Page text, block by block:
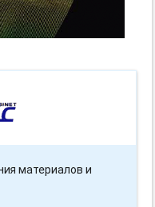
материалов и